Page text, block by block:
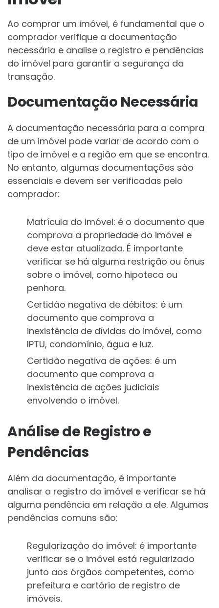
Ao comprar um imóvel, é fundamental que o
comprador verifique a documentação
necessária e analise o registro e pendências
do imóvel para garantir a segurança da
transação.
Documentação Necessária
A documentação necessária para a compra
de um imóvel pode variar de acordo com o
tipo de imóvel e a região em que se encontra.
No entanto, algumas documentações são
essenciais e devem ser verificadas pelo
comprador:
Matrícula do imóvel: é o documento que
comprova a propriedade do imóvel e
deve estar atualizada. É importante
verificar se há alguma restrição ou ônus
sobre o imóvel, como hipoteca ou
penhora.
Certidão negativa de débitos: é um
documento que comprova a
inexistência de dívidas do imóvel, como
IPTU, condomínio, água e luz.
Certidão negativa de ações: é um
documento que comprova a
inexistência de ações judiciais
envolvendo o imóvel.
Análise de Registro e
Pendências
Além da documentação, é importante
analisar o registro do imóvel e verificar se há
alguma pendência em relação a ele. Algumas
pendências comuns são:
Regularização do imóvel: é importante
verificar se o imóvel está regularizado
junto aos órgãos competentes, como
prefeitura e cartório de registro de
imóveis.